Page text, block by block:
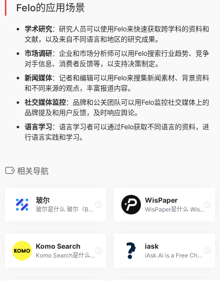
Felo的应用场景
学术研究：研究人员可以使用Felo来快速获取跨学科的资料和
文献，以及来自不同语言和地区的研究成果。
市场调研：企业和市场分析师可以用Felo搜索行业趋势、竞争
对手信息、消费者反馈等，以支持决策制定。
新闻媒体：记者和编辑可以用Felo来搜集新闻素材、背景资料
和不同来源的观点，丰富报道内容。
社交媒体监控：品牌和公关团队可以用Felo监控社交媒体上的
品牌提及和用户反馈，及时响应舆论。
语言学习：语言学习者可以通过Felo获取不同语言的资料，进
行语言实践和学习。
相关导航
玻尔
玻尔是什么 玻尔（Bohrium）...
WisPaper
WisPaper是什么 WisPaper 是...
Komo Search
Komo Search是什么 Komo Sear...
iask
iAsk.Ai is a Free ChatGPT Like Answer Engine, Enabling Users to Ask ChatGPT AI Any Question (iAsk)